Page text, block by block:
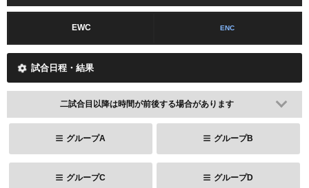
EWC ENC
試合日程・結果
二試合目以降は時間が前後する場合があります
グループA グループB
グループC グループD